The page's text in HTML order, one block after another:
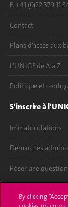
F. +41 (0)22 379 11
Contact
Plans d'accès aux
L'UNIGE de A à Z
Politique et
S'inscrire à
Immatriculations
Démarches
Poser une question
By clicking